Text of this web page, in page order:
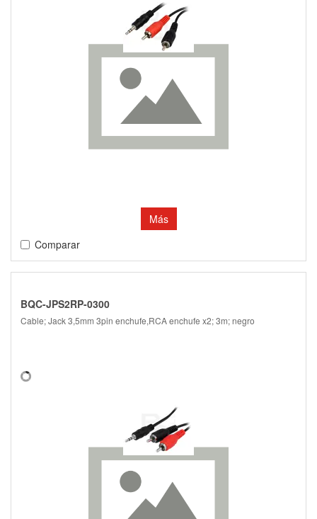
Más
Comparar
BQC-JPS2RP-0300
Cable; Jack 3,5mm 3pin enchufe,RCA enchufe x2; 3m; negro